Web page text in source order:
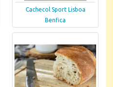
Cachecol Sport Lisboa
Benfica